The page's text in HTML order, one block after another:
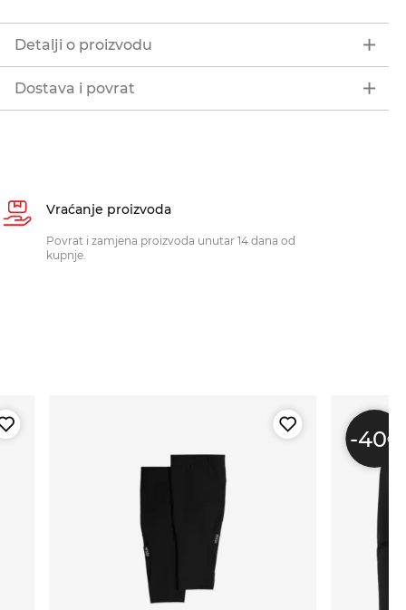
Detalji o proizvodu
Dostava i povrat
Vraćanje proizvoda
Povrat i zamjena proizvoda unutar 14 dana od
kupnje.
-40%